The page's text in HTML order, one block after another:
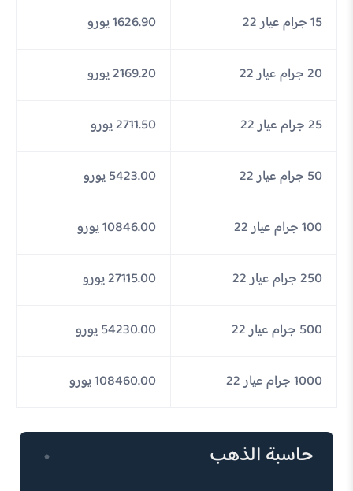
15 جرام عيار 22 1626.90 يورو
20 جرام عيار 22 2169.20 يورو
25 جرام عيار 22 2711.50 يورو
50 جرام عيار 22 5423.00 يورو
100 جرام عيار 22 10846.00 يورو
250 جرام عيار 22 27115.00 يورو
500 جرام عيار 22 54230.00 يورو
1000 جرام عيار 22 108460.00 يورو
حاسبة الذهب